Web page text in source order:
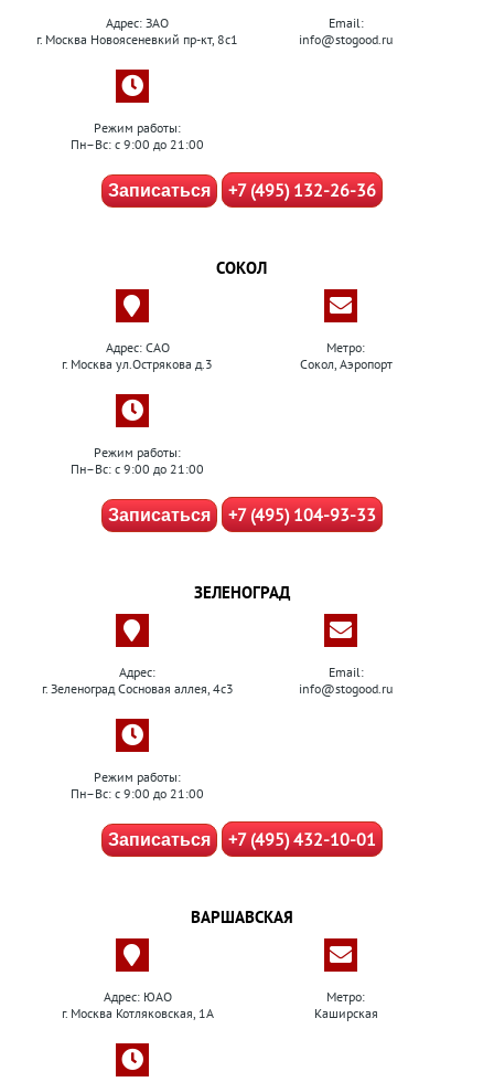
Адрес: ЗАО
г. Москва Новоясеневкий пр-кт, 8с1
Email:
info@stogood.ru
Режим работы:
Пн–Вс: с 9:00 до 21:00
Записаться +7 (495) 132-26-36
СОКОЛ
Адрес: САО
г. Москва ул.Острякова д.3
Метро:
Сокол, Аэропорт
Режим работы:
Пн–Вс: с 9:00 до 21:00
Записаться +7 (495) 104-93-33
ЗЕЛЕНОГРАД
Адрес:
г. Зеленоград Сосновая аллея, 4с3
Email:
info@stogood.ru
Режим работы:
Пн–Вс: с 9:00 до 21:00
Записаться +7 (495) 432-10-01
ВАРШАВСКАЯ
Адрес: ЮАО
г. Москва Котляковская, 1А
Метро:
Каширская